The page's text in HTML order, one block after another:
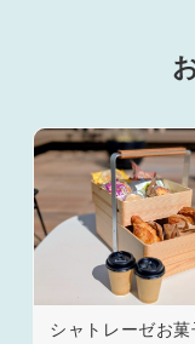
シャトレーゼお菓